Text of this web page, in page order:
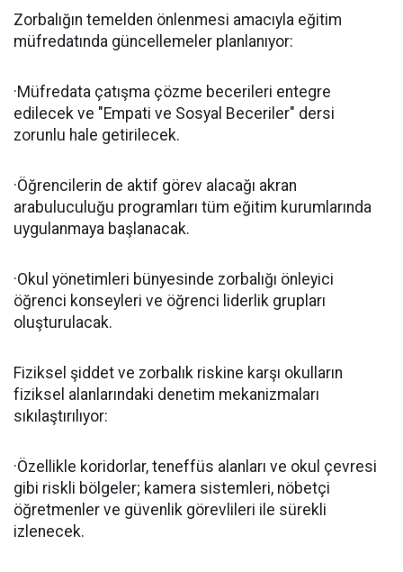
Zorbalığın temelden önlenmesi amacıyla eğitim
müfredatında güncellemeler planlanıyor:
·Müfredata çatışma çözme becerileri entegre
edilecek ve "Empati ve Sosyal Beceriler" dersi
zorunlu hale getirilecek.
·Öğrencilerin de aktif görev alacağı akran
arabuluculuğu programları tüm eğitim kurumlarında
uygulanmaya başlanacak.
·Okul yönetimleri bünyesinde zorbalığı önleyici
öğrenci konseyleri ve öğrenci liderlik grupları
oluşturulacak.
Fiziksel şiddet ve zorbalık riskine karşı okulların
fiziksel alanlarındaki denetim mekanizmaları
sıkılaştırılıyor:
·Özellikle koridorlar, teneffüs alanları ve okul çevresi
gibi riskli bölgeler; kamera sistemleri, nöbetçi
öğretmenler ve güvenlik görevlileri ile sürekli
izlenecek.